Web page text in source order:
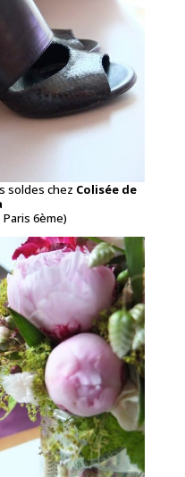
soldes chez Colisée de
6ème)